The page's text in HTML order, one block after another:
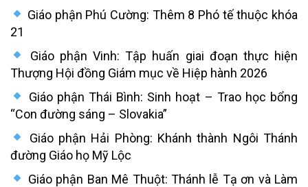
Giáo phận Phú Cường: Thêm 8 Phó tế thuộc khóa
21
Giáo phận Vinh: Tập huấn giai đoạn thực hiện
Thượng Hội đồng Giám mục về Hiệp hành 2026
Giáo phận Thái Bình: Sinh hoạt – Trao học bổng
“Con đường sáng – Slovakia”
Giáo phận Hải Phòng: Khánh thành Ngôi Thánh
đường Giáo họ Mỹ Lộc
Giáo phận Ban Mê Thuột: Thánh lễ Tạ ơn và Làm